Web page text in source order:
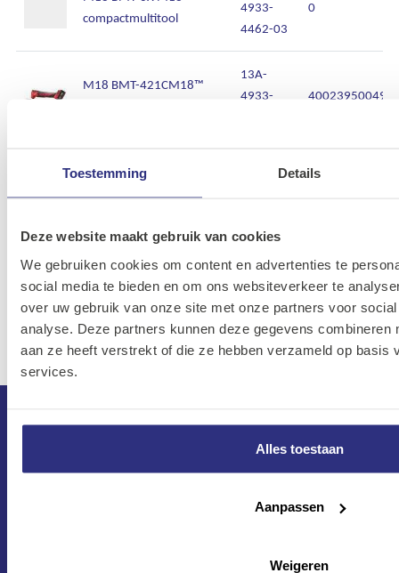
Toestemming Details
Deze website maakt gebruik van cookies
We gebruiken cookies om content en advertenties te
social media te bieden en om ons websiteverkeer te
over uw gebruik van onze site met onze partners voor
analyse. Deze partners kunnen deze gegevens combineren
aan ze heeft verstrekt of die ze hebben verzameld op basis
services.
Alles toestaan
Aanpassen
Weigeren
compactmultitool
4933-
4462-03
0
M18 BMT-421CM18™
13A-
4933-
M18 FMT-0XM18 FUEL™
multitool
FORCE LOGIC™ hydr.
ondergrondse
kabelkniptang
13A-
4933-
4592-69